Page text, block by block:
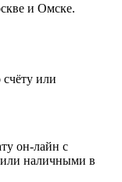
и Омске.
или
он-лайн с
или наличными в